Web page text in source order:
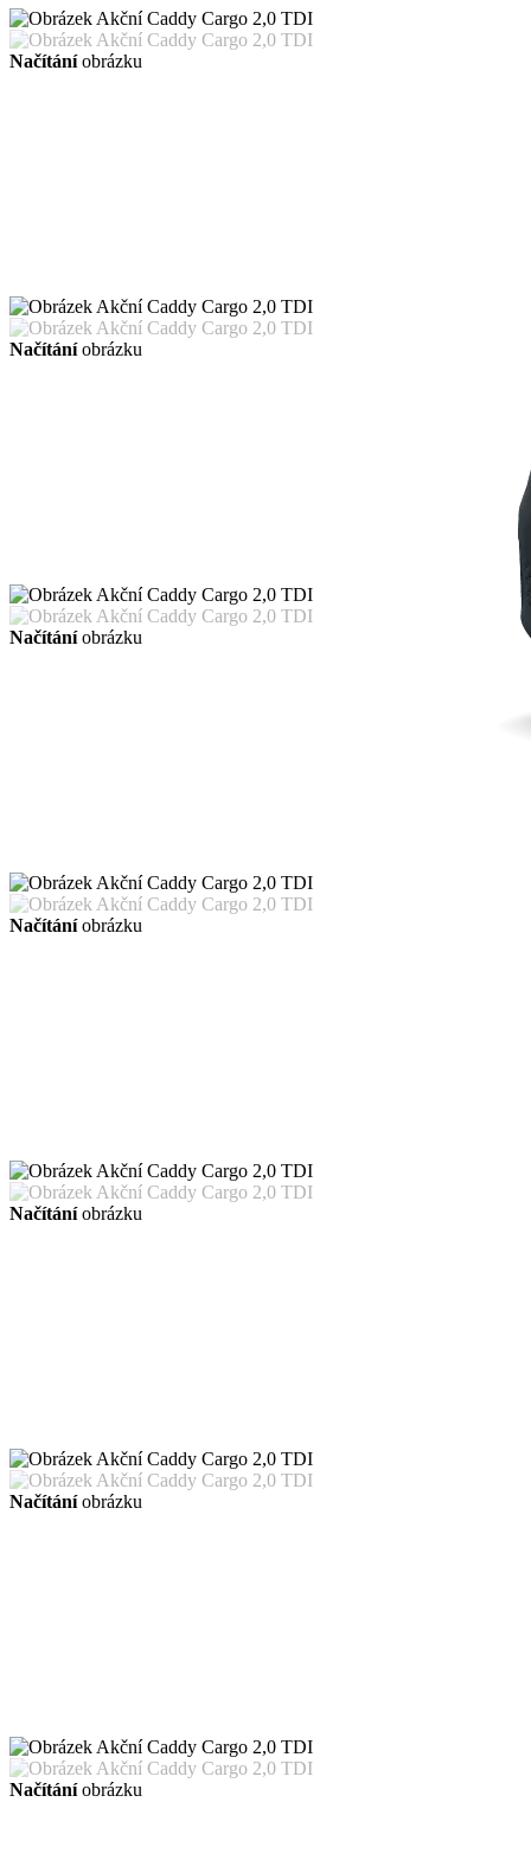
Načítáníobrázku
Načítáníobrázku
Načítáníobrázku
Načítáníobrázku
Načítáníobrázku
Načítáníobrázku
Načítáníobrázku